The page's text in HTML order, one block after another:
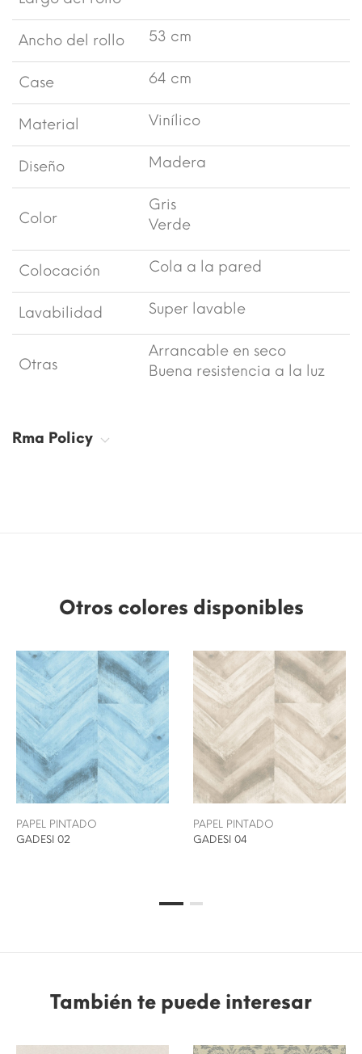
Ancho del rollo 53 cm
Case 64 cm
Material Vinílico
Diseño Madera
Color
Gris
Verde
Colocación Cola a la pared
Lavabilidad Super lavable
Otras
Arrancable en seco
Buena resistencia a la luz
Rma Policy
Otros colores disponibles
PAPEL PINTADO
GADESI 02
PAPEL PINTADO
GADESI 04
También te puede interesar